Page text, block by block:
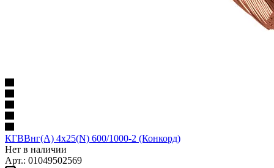
КГВВнг(А) 4x25(N) 600/1000-2 (Конкорд)
Нет в наличии
Арт.: 01049502569